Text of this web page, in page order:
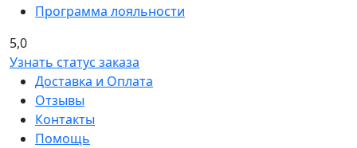
Программа лояльности
5,0
Узнать статус заказа
Доставка и Оплата
Отзывы
Контакты
Помощь